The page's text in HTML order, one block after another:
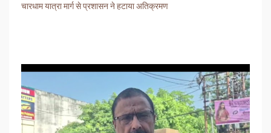
चारधाम यात्रा मार्ग से प्रशासन ने हटाया अतिक्रमण